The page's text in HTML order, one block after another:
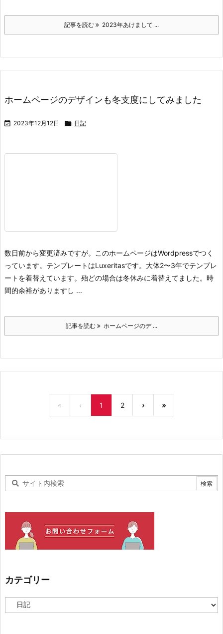
記事を読む 2023年あけまして ...
ホームページのデザインも冬支度にしてみました
 2023年12月12日  日記
数日前から変更済みですが。
このホームページはWordpressでつく
っています。テンプレートはLuxeritasです。大体2〜3年でテンプレ
ートを着替えています。殆どの場合は冬休みに着替えてました。時
間的余裕がありますし ...
記事を読む ホームページのデ ...
« ‹ 1 2 › »
カテゴリー
テ